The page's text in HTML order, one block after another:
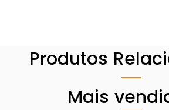
Produtos
Mais